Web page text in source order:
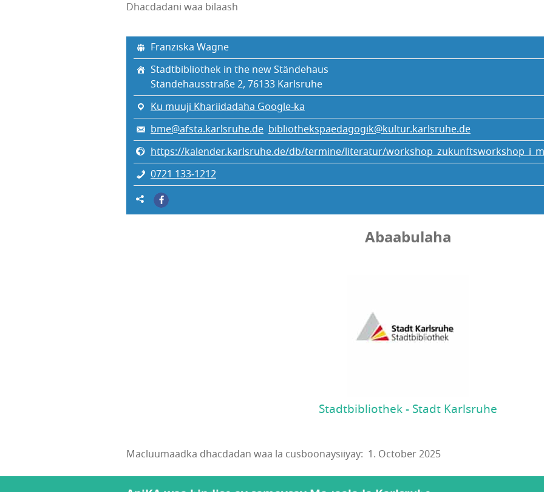
Dhacdadani waa bilaash
Franziska Wagne
Stadtbibliothek in the new Ständehaus
Ständehausstraße 2, 76133 Karlsruhe
Ku muuji Khariidadaha Google-ka
bme@afsta.karlsruhe.de bibliothekspaedagogik@kultur.karlsruhe.de
https://kalender.karlsruhe.de/db/termine/literatur/
0721 133‑1212
Abaabulaha
Stadtbibliothek - Stadt Karlsruhe
Macluumaadka dhacdadan waa la cusboonaysiiyay: 1. October 2025